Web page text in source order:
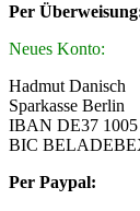
Per
Neues Konto:
Hadmut Danisch
Sparkasse Berlin
IBAN DE37 1005
BIC
Per Paypal: